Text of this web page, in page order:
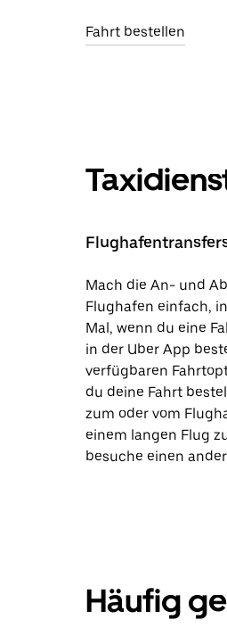
Fahrt bestellen
Mach die An- und
Flughafen einfach,
Mal, wenn du eine
in der Uber App
verfügbaren
du deine Fahrt
zum oder vom
einem langen Flug
besuche einen
Häufig